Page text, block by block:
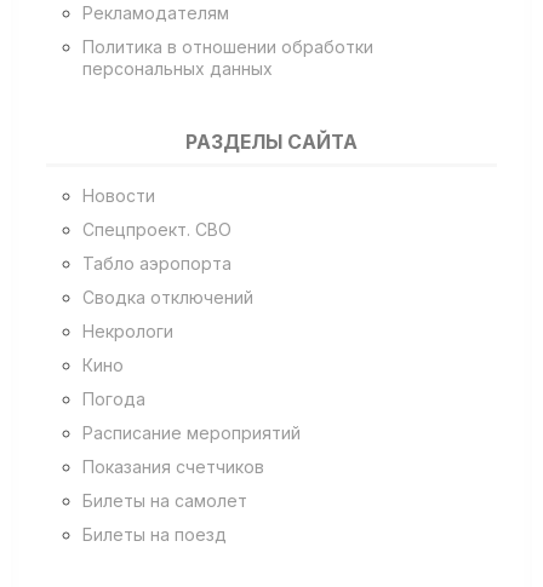
Рекламодателям
Политика в отношении обработки
персональных данных
РАЗДЕЛЫ САЙТА
Новости
Спецпроект. СВО
Табло аэропорта
Сводка отключений
Некрологи
Кино
Погода
Расписание мероприятий
Показания счетчиков
Билеты на самолет
Билеты на поезд